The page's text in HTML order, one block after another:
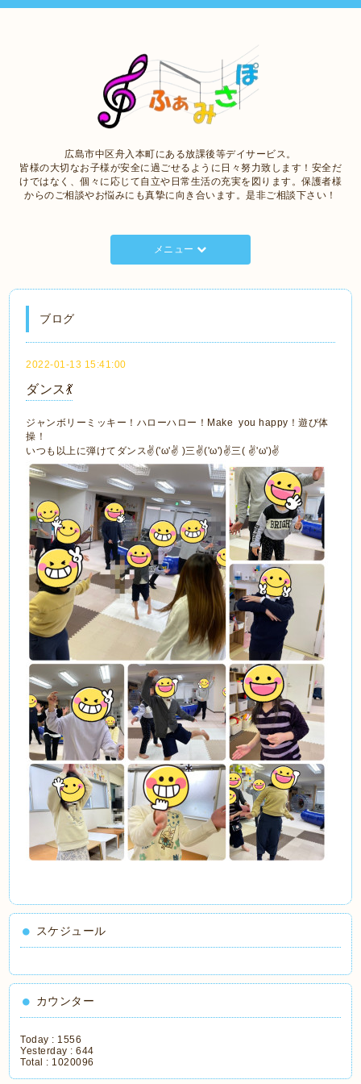
広島市中区舟入本町にある放課後等デイサービス。
皆様の大切なお子様が安全に過ごせるように日々努力致します！安全だ
けではなく、個々に応じて自立や日常生活の充実を図ります。保護者様
からのご相談やお悩みにも真摯に向き合います。是非ご相談下さい！
メニュー
ブログ
2022-01-13 15:41:00
ダンス💃
ジャンボリーミッキー！ハローハロー！Make you happy！遊び体
操！
いつも以上に弾けてダンス✌('ω'✌ )三✌('ω')✌三( ✌'ω')✌
スケジュール
カウンター
Today : 1556
Yesterday :644
Total : 1020096